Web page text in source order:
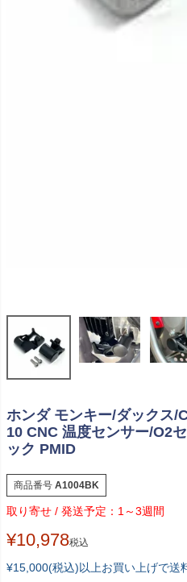
ホンダ モンキー/ダックス/
10 CNC 温度センサー/O2
ック PMID
商品番号 A1004BK
1～3週間
¥10,978税込
¥15,000(税込)以上お買い上げで送